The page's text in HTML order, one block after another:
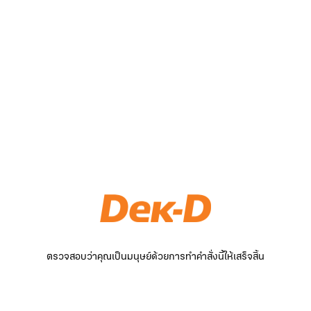
ตรวจสอบว่าคุณเป็นมนุษย์ด้วยการทำคำสั่งนี้ให้เสร็จสิ้น